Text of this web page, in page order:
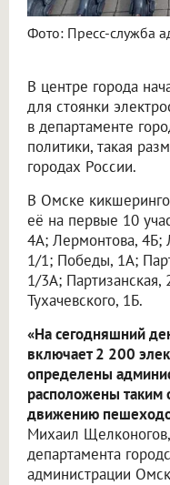
Фото: Пресс-служба
В центре города
для стоянки
в департаменте
политики, такая
городах России.
В Омске
её на первые 10
4А; Лермонтова, 4Б;
1/1; Победы, 1А;
1/3А; Партизанская,
Тухачевского, 1Б.
«На сегодняшний
включает 2 200
определены
расположены таким
движению
Михаил
департамента
администрации